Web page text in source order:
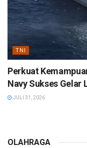
TNI
Perkuat
Navy Sukses Gelar
JULI 31, 2026
OLAHRAGA